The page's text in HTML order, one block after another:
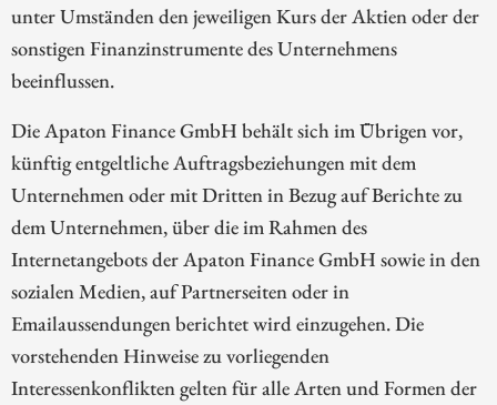
unter Umständen den jeweiligen Kurs der Aktien oder der
sonstigen Finanzinstrumente des Unternehmens
beeinflussen.
Die Apaton Finance GmbH behält sich im Übrigen vor,
künftig entgeltliche Auftragsbeziehungen mit dem
Unternehmen oder mit Dritten in Bezug auf Berichte zu
dem Unternehmen, über die im Rahmen des
Internetangebots der Apaton Finance GmbH sowie in den
sozialen Medien, auf Partnerseiten oder in
Emailaussendungen berichtet wird einzugehen. Die
vorstehenden Hinweise zu vorliegenden
Interessenkonflikten gelten für alle Arten und Formen der